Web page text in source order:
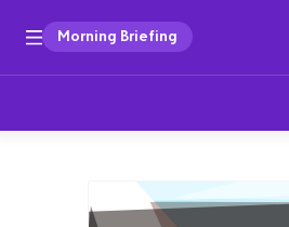
Morning Briefing